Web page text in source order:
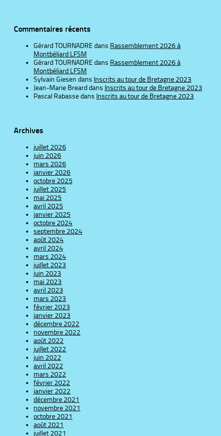
Commentaires récents
Gérard TOURNADRE dans Rassemblement 2026 à
Montbéliard LFSM
Gérard TOURNADRE dans Rassemblement 2026 à
Montbéliard LFSM
Sylvain Giesen dans Inscrits au tour de Bretagne 2023
Jean-Marie Brearddans Inscrits au tour de Bretagne 2023
Pascal Rabassedans Inscrits au tour de Bretagne 2023
Archives
juillet 2026
juin 2026
mars 2026
janvier 2026
octobre 2025
juillet 2025
mai 2025
avril 2025
janvier 2025
octobre 2024
septembre 2024
août 2024
avril 2024
mars 2024
juillet 2023
juin 2023
mai 2023
avril 2023
mars 2023
février 2023
janvier 2023
décembre 2022
novembre 2022
août 2022
juillet 2022
juin 2022
avril 2022
mars 2022
février 2022
janvier 2022
décembre 2021
novembre 2021
octobre 2021
août 2021
juillet 2021